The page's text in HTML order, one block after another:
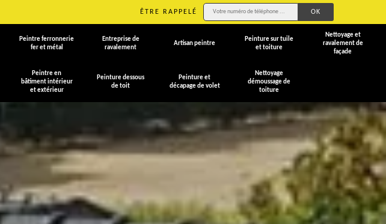
ÊTRE RAPPELÉ
Peintre ferronnerie
fer et métal
Entreprise de
ravalement
Artisan peintre
Peinture sur tuile
et toiture
Nettoyage et
ravalement de
façade
Peintre en
bâtiment intérieur
et extérieur
Peinture dessous
de toit
Peinture et
décapage de volet
Nettoyage
démoussage de
toiture